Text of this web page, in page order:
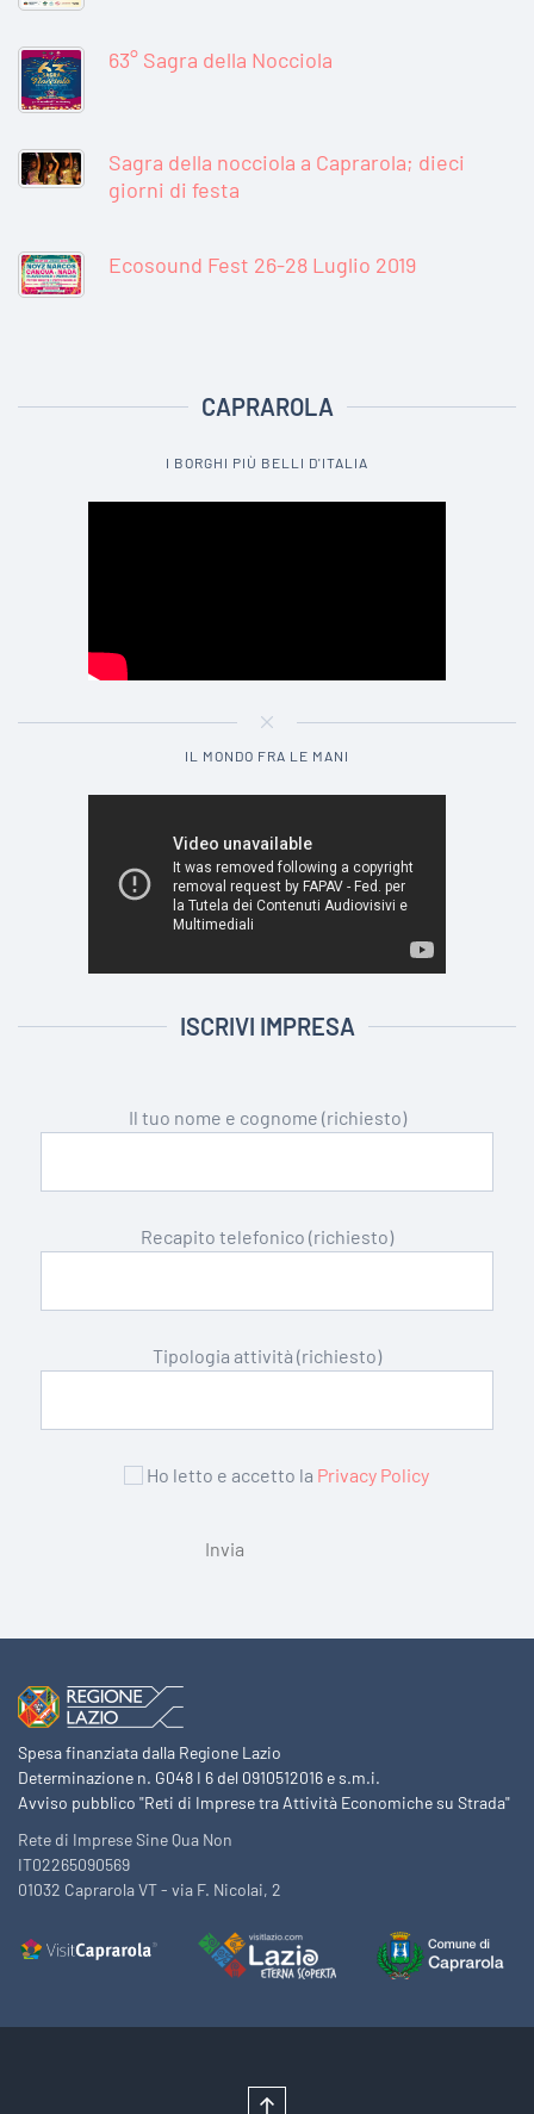
63° Sagra della Nocciola
Sagra della nocciola a Caprarola; dieci
giorni di festa
Ecosound Fest 26-28 Luglio 2019
CAPRAROLA
I BORGHI PIÙ BELLI D'ITALIA
IL MONDO FRA LE MANI
ISCRIVI IMPRESA
Il tuo nome e cognome (richiesto)
Recapito telefonico (richiesto)
Tipologia attività (richiesto)
Ho letto e accetto la Privacy Policy
Spesa finanziata dalla Regione Lazio
Determinazione n. G048 I 6 del 0910512016 e s.m.i.
Avviso pubblico "Reti di Imprese tra Attività Economiche su Strada"
Rete di Imprese Sine Qua Non
IT02265090569
01032 Caprarola VT - via F. Nicolai, 2